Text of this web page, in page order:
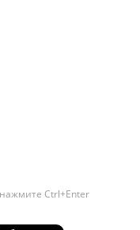
Ctrl+Enter